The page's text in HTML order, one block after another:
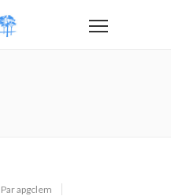
Par apgclem